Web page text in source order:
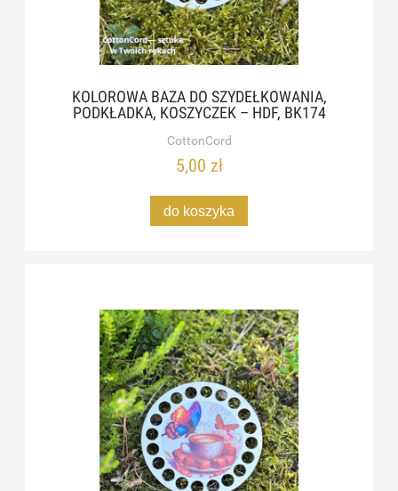
KOLOROWA BAZA DO SZYDEŁKOWANIA,
PODKŁADKA, KOSZYCZEK – HDF, BK174
CottonCord
5,00 zł
do koszyka